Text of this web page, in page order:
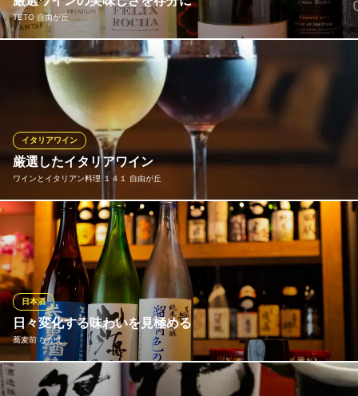
東急大井町線自由が丘駅南口 徒歩4分
東京都世田谷区奥沢5-41-13 第2サンコーポラス1F
TETO 自由が丘
メインがお肉料理ですので、まずは『カブリス ヴィーニョ ティン
ト 2014』をどうぞ。他店ではなかなか味わえない厳選ワインなら
ではの濃厚な味わいを、是非お料理とともにご堪能ください。な
にを頼むか迷う場合は、是非お気軽にスタッフにお尋ねくださ
い。
TETO 自由が丘
東急東横線自由が丘駅南口 徒歩4分
東京都世田谷区奥沢6-33-14 もみの木ビル1F
厳選したイタリアワイン
ワインとイタリアン料理 １４１ 自由が丘
イタリアワイン
ソムリエが厳選して仕入れたイタリアワインを豊富に取り揃えて
おります。現行ヴィンテージ?少し古めのワインまで吟味してご用
意しております。グラスワインは常時10種類以上ありお一人様で
も楽しんで頂けると思います。バイザグラスで色々と、一本をじ
っくりと、お好みのワインを見つけてみてはいかがでしょうか？
ワインとイタリアン料理 １４１ 自由が丘
ワインとイタリア料理
東急大井町線自由が丘駅 徒歩3分
東京都目黒区自由ヶ丘2-14-1 3F
日々変化する味わいを見極める
蕎麦前 ながえ、
日本酒
日本酒は開栓後から風味が変化していき、日ごとに異なる味わい